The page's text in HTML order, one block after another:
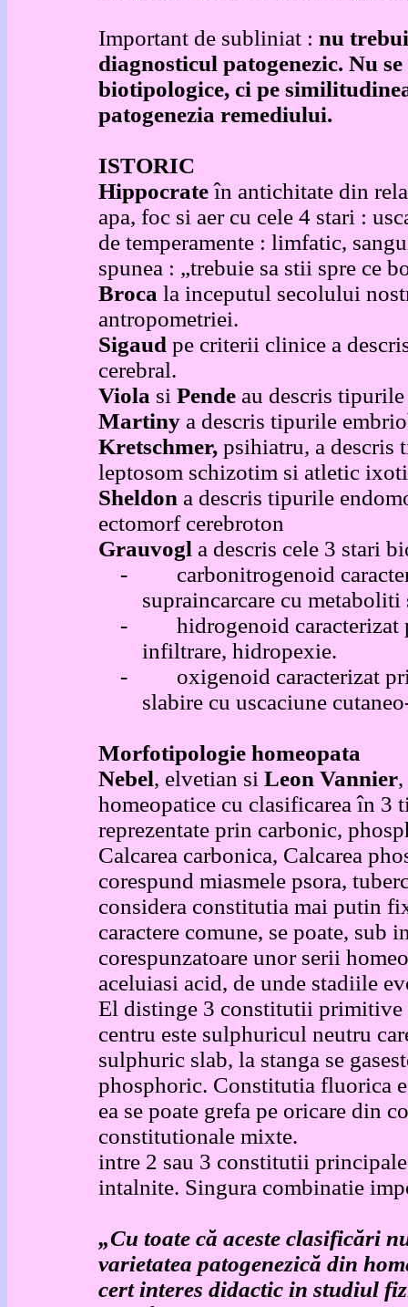
Important de subliniat : nu
diagnosticul patogenezic. Nu
biotipologice, ci pe
patogenezia remediului.
ISTORIC
Hippocrateîn antichitate din
apa, foc si aer cu cele 4 stari :
de temperamente : limfatic,
spunea : „trebuie sa stii spre ce
Broca la inceputul secolului
antropometriei.
Sigaud pe criterii clinice a
cerebral.
Viola si Pende au descris
Martiny a descris tipurile
Kretschmer, psihiatru, a
leptosom schizotim si atletic
Sheldon a descris tipurile
ectomorf cerebroton
Grauvogl a descris cele 3 stari
-
carbonitrogenoid
supraincarcare cu
-
hidrogenoid
infiltrare, hidropexie.
-
oxigenoid caracterizat
slabire cu uscaciune
Morfotipologie homeopata
Nebel, elvetian si Leon Vannier
homeopatice cu clasificarea în 3
reprezentate prin carbonic,
Calcarea carbonica, Calcarea
corespund miasmele psora,
considera constitutia mai putin
caractere comune, se poate, sub
corespunzatoare unor serii
aceluiasi acid, de unde stadiile
El distinge 3 constitutii primitive
centru este sulphuricul neutru
sulphuric slab, la stanga se
phosphoric. Constitutia fluorica
ea se poate grefa pe oricare din
constitutionale mixte.
intre 2 sau 3 constitutii
intalnite. Singura combinatie
„Cu toate că aceste clasificări
varietatea patogenezică din
cert interes didactic in studiul